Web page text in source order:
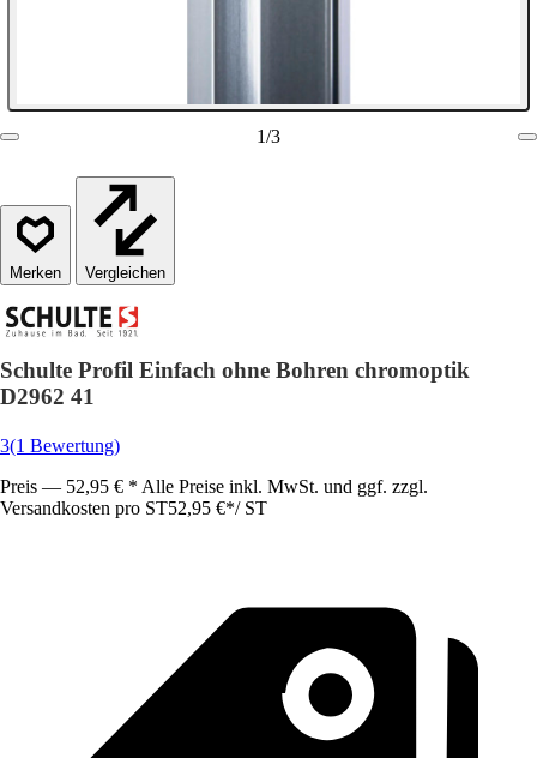
1/3
Vergleichen
Schulte Profil Einfach ohne Bohren chromoptik
D2962 41
3(1 Bewertung)
Preis — 52,95 € * Alle Preise inkl. MwSt. und ggf. zzgl.
Versandkosten pro ST52,95 €*/ ST